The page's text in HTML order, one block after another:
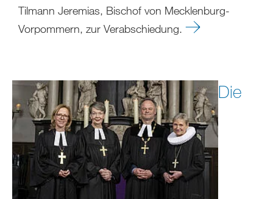
Tilmann Jeremias, Bischof von Mecklenburg-
Vorpommern, zur Verabschiedung.
Die